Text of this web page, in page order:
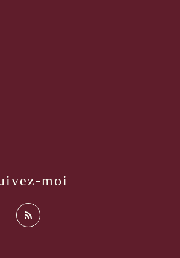
moi